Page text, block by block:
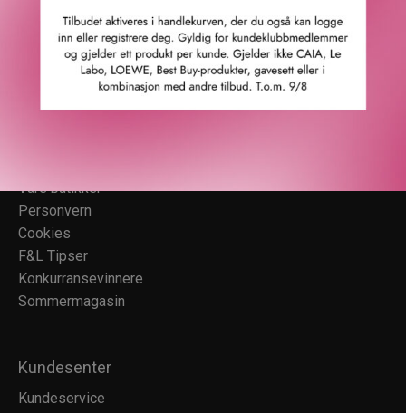
Fredrik & Louisa
Våre butikker
Personvern
Cookies
F&L Tipser
Konkurransevinnere
Sommermagasin
Kundesenter
Kundeservice